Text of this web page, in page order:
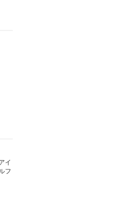
イ
フ